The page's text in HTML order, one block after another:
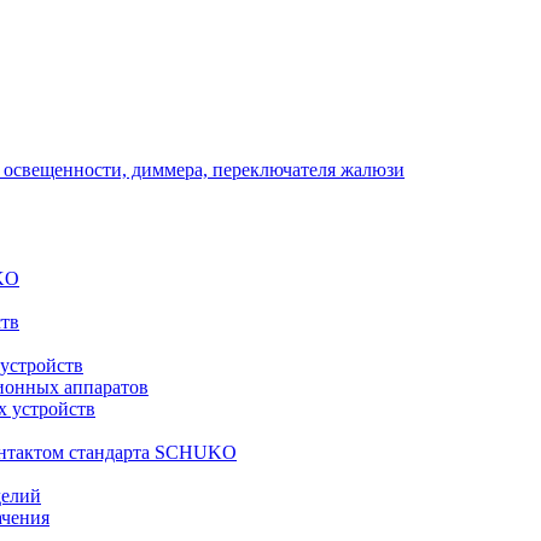
диммера, переключателя жалюзи
аппаратов
устройств
стандарта SCHUKO